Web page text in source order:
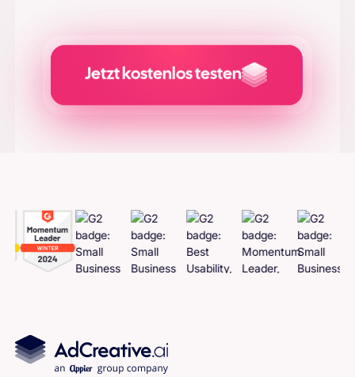
Jetzt kostenlos testen
Adcreatives